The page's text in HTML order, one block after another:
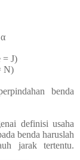
α
= J)
N)
benda
definisi usaha
benda haruslah
jarak tertentu.